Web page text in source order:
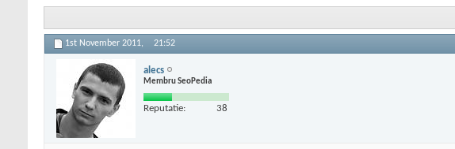
1st November 2011, 21:52
alecs
Membru SeoPedia
Reputatie: 38